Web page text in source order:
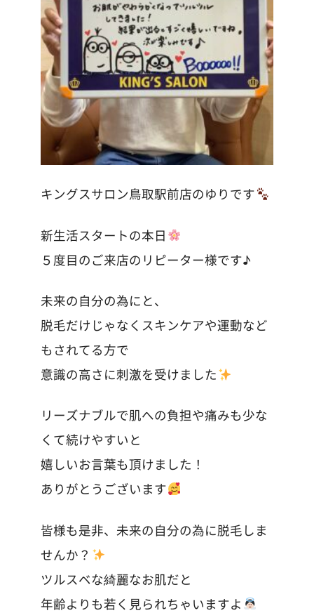
キングスサロン鳥取駅前店のゆりです
新生活スタートの本日
５度目のご来店のリピーター様です♪
未来の自分の為にと、
脱毛だけじゃなくスキンケアや運動など
もされてる方で
意識の高さに刺激を受けました
リーズナブルで肌への負担や痛みも少な
くて続けやすいと
嬉しいお言葉も頂けました！
ありがとうございます
皆様も是非、未来の自分の為に脱毛しま
せんか？
ツルスベな綺麗なお肌だと
年齢よりも若く見られちゃいますよ